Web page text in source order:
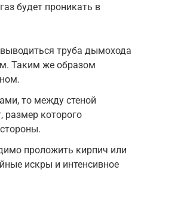
будет проникать в
труба дымохода
Таким же образом
то между стеной
размер которого
проложить кирпич или
искры и интенсивное